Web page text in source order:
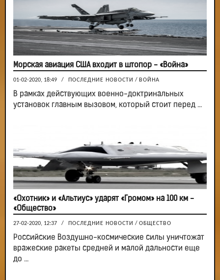
Морская авиация США входит в штопор - «Война»
01-02-2020, 18:49 / ПОСЛЕДНИЕ НОВОСТИ / ВОЙНА
В рамках действующих военно-доктринальных
установок главным вызовом, который стоит перед ...
«Охотник» и «Альтиус» ударят «Громом» на 100 км -
«Общество»
27-02-2020, 12:37 / ПОСЛЕДНИЕ НОВОСТИ / ОБЩЕСТВО
Российские Воздушно-космические силы уничтожат
вражеские ракеты средней и малой дальности еще
до ...